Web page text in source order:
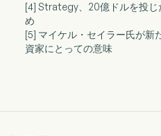
[4] Strategy、20億ドルを投じ
め
[5] マイケル・セイラー氏が新
資家にとっての意味